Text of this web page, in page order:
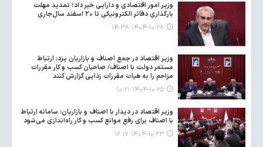
وزیر امور اقتصادی و دارایی خبر داد؛ تمدید مهلت
بارگذاری دفاتر الکترونیکی تا ۲۰ اسفند سال‌جاری
۱۴۰۴-۱۰-۲۸ ۱۴:۳۸
وزیر اقتصاد در جمع اصناف و بازاریان یزد: ارتباط
مستمر دولت با اصناف/ صاحبان کسب و کار مقررات
مزاحم را به هیات مقررات زدایی گزارش کنند
۱۴۰۴-۱۰-۲۵ ۱۰:۲۱
وزیر اقتصاد در دیدار با اصناف و بازاریان: سامانه ارتباط
با اصناف برای رفع موانع کسب و کار راه‌اندازی می‌شود
۱۴۰۴-۱۰-۲۳ ۱۶:۱۷